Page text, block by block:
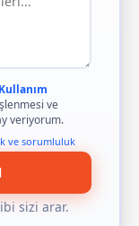
Kullanım
ve
veriyorum.
ve sorumluluk
sizi arar.